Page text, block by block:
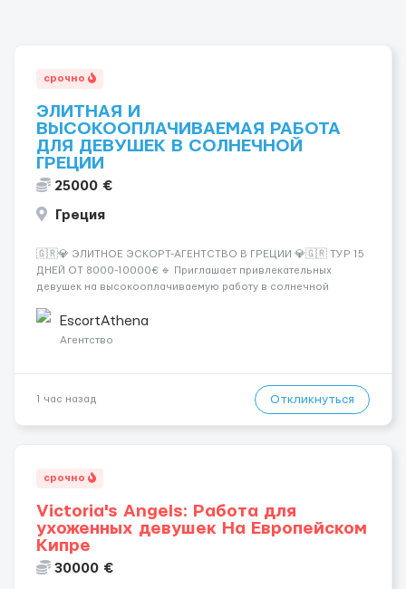
срочно
ЭЛИТНАЯ И
ВЫСОКООПЛАЧИВАЕМАЯ РАБОТА
ДЛЯ ДЕВУШЕК В СОЛНЕЧНОЙ
ГРЕЦИИ
25000 €
Греция
🇬🇷💎 ЭЛИТНОЕ ЭСКОРТ-АГЕНТСТВО В ГРЕЦИИ 💎🇬🇷 ТУР 15
ДНЕЙ ОТ 8000-10000€ 🔹 Приглашает привлекательных
девушек на высокооплачиваемую работу в солнечной
хорошие деньги 💶 — это предложение для тебя! 🔹
Требования: ✔️ Возраст от ...
EscortAthena
Агентство
1 час назад Откликнуться
срочно
Victoria's Angels: Работа для
ухоженных девушек На Европейском
Кипре
30000 €